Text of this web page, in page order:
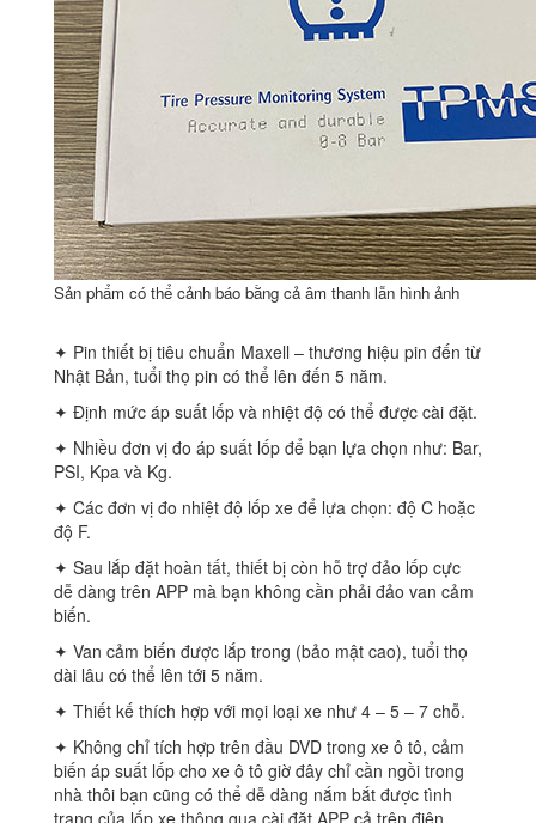
Sản phẩm có thể cảnh báo bằng cả âm thanh lẫn hình ảnh
✦ Pin thiết bị tiêu chuẩn Maxell – thương hiệu pin đến từ
Nhật Bản, tuổi thọ pin có thể lên đến 5 năm.
✦ Định mức áp suất lốp và nhiệt độ có thể được cài đặt.
✦ Nhiều đơn vị đo áp suất lốp để bạn lựa chọn như: Bar,
PSI, Kpa và Kg.
✦ Các đơn vị đo nhiệt độ lốp xe để lựa chọn: độ C hoặc
độ F.
✦ Sau lắp đặt hoàn tất, thiết bị còn hỗ trợ đảo lốp cực
dễ dàng trên APP mà bạn không cần phải đảo van cảm
biến.
✦ Van cảm biến được lắp trong (bảo mật cao), tuổi thọ
dài lâu có thể lên tới 5 năm.
✦ Thiết kế thích hợp với mọi loại xe như 4 – 5 – 7 chỗ.
✦ Không chỉ tích hợp trên đầu DVD trong xe ô tô, cảm
biến áp suất lốp cho xe ô tô giờ đây chỉ cần ngồi trong
nhà thôi bạn cũng có thể dễ dàng nắm bắt được tình